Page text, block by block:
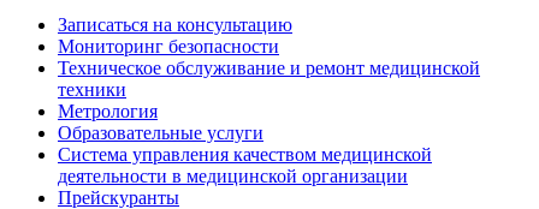
Записаться на консультацию
Мониторинг безопасности
Техническое обслуживание и ремонт медицинской
техники
Метрология
Образовательные услуги
Система управления качеством медицинской
деятельности в медицинской организации
Прейскуранты